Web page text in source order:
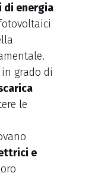
di energia
grado di
le
e